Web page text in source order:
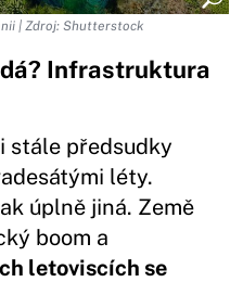
| Zdroj: Shutterstock
Infrastruktura
stále předsudky
léty.
úplně jiná. Země
boom a
letoviscích se